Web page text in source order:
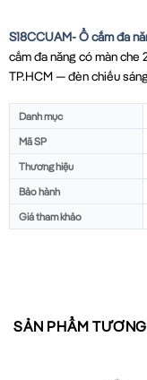
S18CCUAM- Ổ cắm đa
cắm đa năng có màn che
TP.HCM — đèn chiếu
Danh mục
Mã SP
Thương hiệu
Bảo hành
Giá tham khảo
SẢN PHẨM